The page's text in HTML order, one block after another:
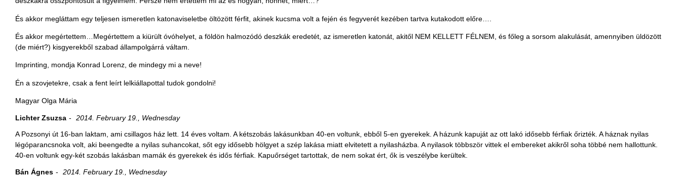
És akkor megláttam egy teljesen ismeretlen katonaviseletbe öltözött férfit, akinek kucsma volt a fején és fegyverét kezében tartva kutakodott előre….
És akkor megértettem…Megértettem a kiürült óvóhelyet, a földön halmozódó deszkák eredetét, az ismeretlen katonát, akitől NEM KELLETT FÉLNEM, és főleg a sorsom alakulását, amennyiben üldözött
(de miért?) kisgyerekből szabad állampolgárrá váltam.
Imprinting, mondja Konrad Lorenz, de mindegy mi a neve!
Én a szovjetekre, csak a fent leírt lelkiállapottal tudok gondolni!
Magyar Olga Mária
Lichter Zsuzsa 2014. February 19., Wednesday
A Pozsonyi út 16-ban laktam, ami csillagos ház lett. 14 éves voltam. A kétszobás lakásunkban 40-en voltunk, ebből 5-en gyerekek. A házunk kapuját az ott lakó idősebb férfiak őrizték. A háznak nyilas
légóparancsnoka volt, aki beengedte a nyilas suhancokat, sőt egy idősebb hölgyet a szép lakása miatt elvitetett a nyilasházba. A nyilasok többször vittek el embereket akikről soha többé nem hallottunk.
40-en voltunk egy-két szobás lakásban mamák és gyerekek és idős férfiak. Kapuőrséget tartottak, de nem sokat ért, ők is veszélybe kerültek.
Bán Ágnes 2014. February 19., Wednesday